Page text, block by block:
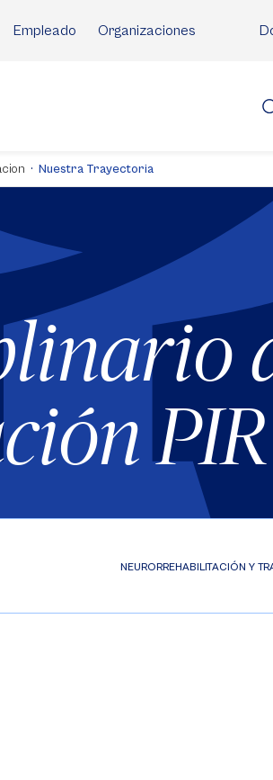
Empleado Organizaciones
Nuestra Trayectoria
PIR
NEURORREHABILITACIÓN Y